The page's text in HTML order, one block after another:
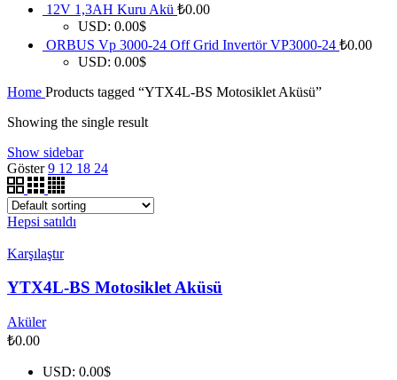
12V 1,3AH Kuru Akü ₺0.00
USD: 0.00$
ORBUS Vp 3000-24 Off Grid Invertör VP3000-24 ₺0.00
USD: 0.00$
Home Products tagged “YTX4L-BS Motosiklet Aküsü”
Showing the single result
Show sidebar
Göster9 12 18 24
Hepsi satıldı
Karşılaştır
YTX4L-BS Motosiklet Aküsü
Aküler
₺0.00
USD: 0.00$